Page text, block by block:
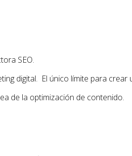
SEO.
digital. El único límite para crear
de la optimización de contenido.